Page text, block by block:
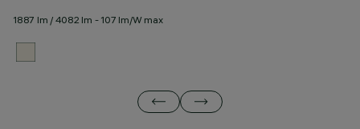
1887 lm / 4082 lm - 107 lm/W max